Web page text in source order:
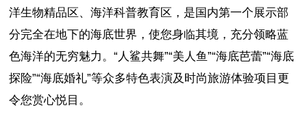
洋生物精品区、海洋科普教育区，是国内第一个展示部
分完全在地下的海底世界，使您身临其境，充分领略蓝
色海洋的无穷魅力。“人鲨共舞”“美人鱼”“海底芭蕾”“海底
探险”“海底婚礼”等众多特色表演及时尚旅游体验项目更
令您赏心悦目。